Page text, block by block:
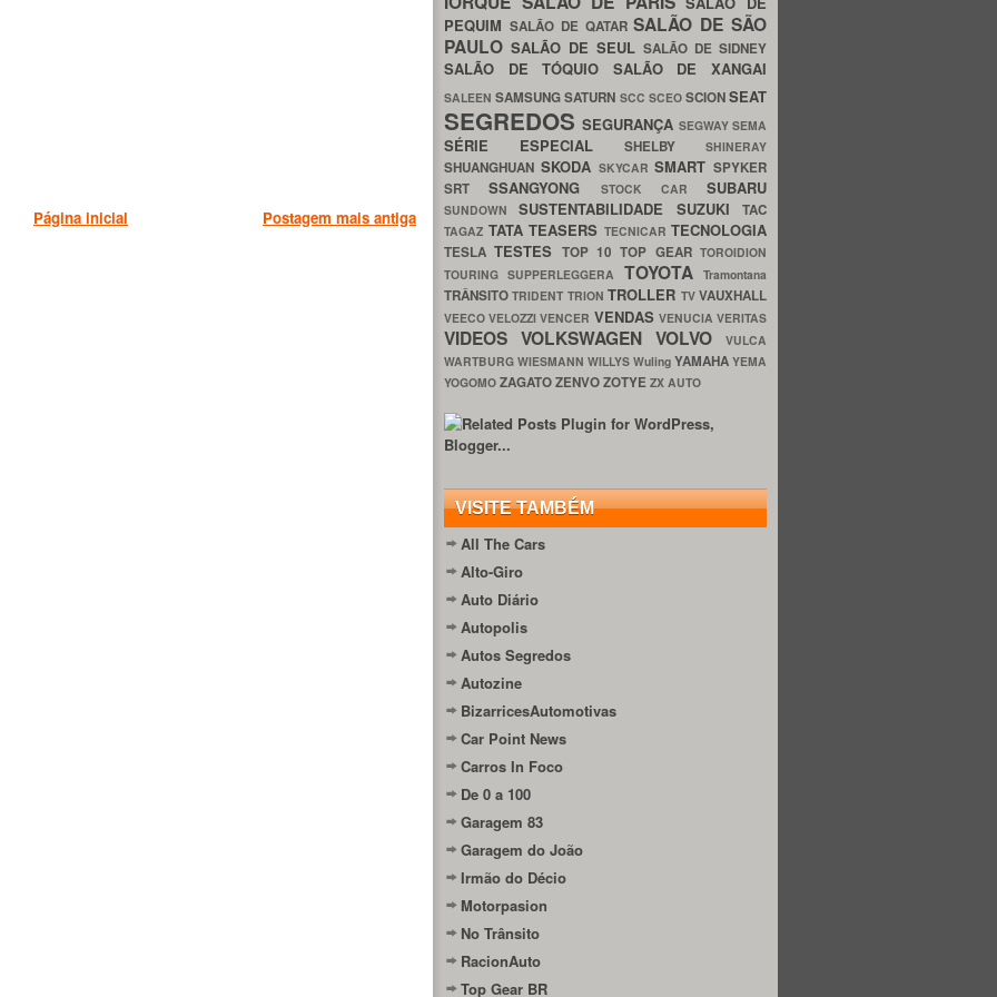
Postagem mais antiga
Página inicial
PEQUIM SALÃO DE QATARSALÃO DE SÃO
PAULO SALÃO DE SEUL SALÃO DE SIDNEY
SALÃO DE TÓQUIO SALÃO DE XANGAI
SALEENSAMSUNGSATURN SCC SCEO SCIONSEAT
SEGREDOSSEGURANÇA SEGWAYSEMA
SÉRIE ESPECIAL SHELBY SHINERAY
SHUANGHUAN SKODA SKYCARSMART SPYKER
SRTSSANGYONG STOCK CAR SUBARU
SUNDOWNSUSTENTABILIDADE SUZUKITAC
TAGAZ TATA TEASERS TECNICAR TECNOLOGIA
TESLATESTES TOP 10TOP GEARTOROIDION
TOURING SUPPERLEGGERA TOYOTATramontana
TRÂNSITOTRIDENT TRIONTROLLER TVVAUXHALL
VEECOVELOZZIVENCER VENDAS VENUCIAVERITAS
VIDEOS VOLKSWAGEN VOLVO
VULCA
WARTBURG WIESMANN WILLYS Wuling YAMAHA YEMA
YOGOMO ZAGATOZENVOZOTYE ZX AUTO
VISITE TAMBÉM
All The Cars
Alto-Giro
Auto Diário
Autopolis
Autos Segredos
Autozine
BizarricesAutomotivas
Car Point News
Carros In Foco
De 0 a 100
Garagem 83
Garagem do João
Irmão do Décio
Motorpasion
No Trânsito
RacionAuto
Top Gear BR